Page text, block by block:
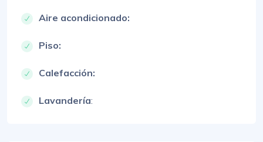
Aire acondicionado:
Piso:
Calefacción:
Lavandería: